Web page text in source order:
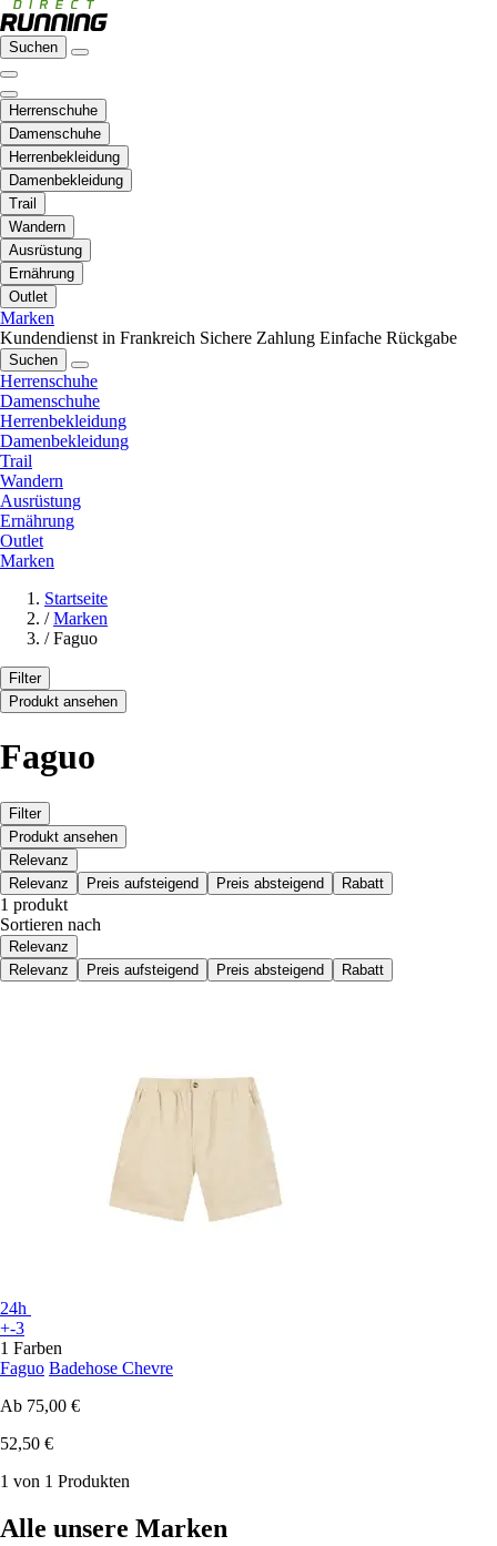
Suchen
Herrenschuhe
Damenschuhe
Herrenbekleidung
Damenbekleidung
Trail
Wandern
Ausrüstung
Ernährung
Outlet
Marken
Kundendienst in Frankreich Sichere Zahlung Einfache Rückgabe
Suchen
Herrenschuhe
Damenschuhe
Herrenbekleidung
Damenbekleidung
Trail
Wandern
Ausrüstung
Ernährung
Outlet
Marken
Startseite
/ Marken
/ Faguo
Filter
Produkt ansehen
Faguo
Filter
Produkt ansehen
Relevanz
Relevanz
Preis aufsteigend Preis absteigend Rabatt
1 produkt
Sortieren nach
Relevanz
Relevanz
Preis aufsteigend Preis absteigend Rabatt
24h
+-3
1 Farben
Faguo Badehose Chevre
Ab 75,00 €
52,50 €
1 von 1 Produkten
Alle unsere Marken